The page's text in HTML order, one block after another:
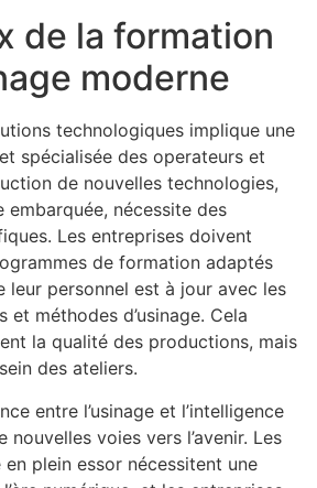
de la formation
moderne
technologiques implique une
spécialisée des operateurs et
de nouvelles technologies,
embarquée, nécessite des
Les entreprises doivent
de formation adaptés
leur personnel est à jour avec les
et méthodes d’usinage. Cela
la qualité des productions, mais
des ateliers.
entre l’usinage et l’intelligence
nouvelles voies vers l’avenir. Les
en plein essor nécessitent une